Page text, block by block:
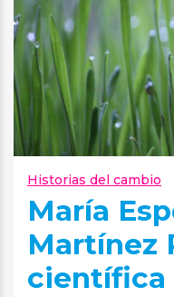
Historias del cambio
María
Martínez
científica